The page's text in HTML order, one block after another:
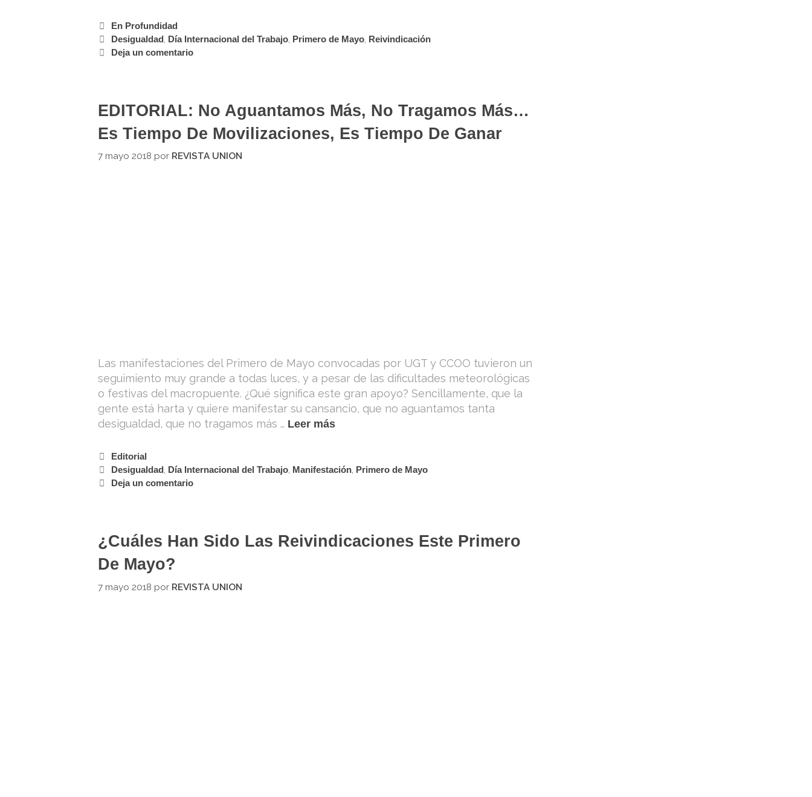
En Profundidad
Desigualdad, Día Internacional del Trabajo, Primero de Mayo, Reivindicación
Deja un comentario
EDITORIAL: No Aguantamos Más, No Tragamos Más…
Es Tiempo De Movilizaciones, Es Tiempo De Ganar
7 mayo 2018 por REVISTA UNION
Las manifestaciones del Primero de Mayo convocadas por UGT y CCOO tuvieron un
seguimiento muy grande a todas luces, y a pesar de las dificultades meteorológicas
o festivas del macropuente. ¿Qué significa este gran apoyo? Sencillamente, que la
gente está harta y quiere manifestar su cansancio, que no aguantamos tanta
desigualdad, que no tragamos más … Leer más
Editorial
Desigualdad, Día Internacional del Trabajo, Manifestación, Primero de Mayo
Deja un comentario
¿Cuáles Han Sido Las Reivindicaciones Este Primero
De Mayo?
7 mayo 2018 por REVISTA UNION